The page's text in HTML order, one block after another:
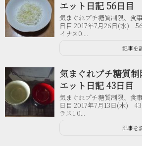
エット日記 56日目
気まぐれプチ糖質制限、食
日目 2017年7月26日(水)
イナス0....
記事を
気まぐれプチ糖質
エット日記 43日目
気まぐれプチ糖質制限、食
日目 2017年7月13日(木)
ラス1.0...
記事を